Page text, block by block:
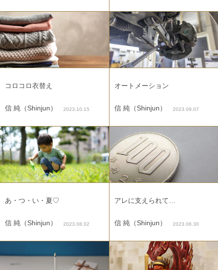
コロコロ衣替え
信 純（Shinjun） 2023.10.15
オートメーション
信 純（Shinjun） 2023.09.07
あ・つ・い・夏♡
信 純（Shinjun） 2023.08.02
アレに支えられて…
信 純（Shinjun） 2023.06.30